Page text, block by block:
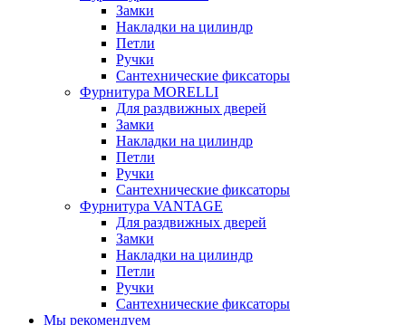
Замки
Накладки на цилиндр
Петли
Ручки
Сантехнические фиксаторы
Фурнитура MORELLI
Для раздвижных дверей
Замки
Накладки на цилиндр
Петли
Ручки
Сантехнические фиксаторы
Фурнитура VANTAGE
Для раздвижных дверей
Замки
Накладки на цилиндр
Петли
Ручки
Сантехнические фиксаторы
Мы рекомендуем